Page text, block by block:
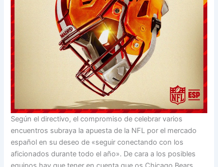
Según el directivo, el compromiso de celebrar varios
encuentros subraya la apuesta de la NFL por el mercado
español en su deseo de «seguir conectando con los
aficionados durante todo el año». De cara a los posibles